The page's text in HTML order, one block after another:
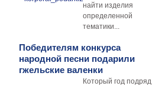
найти изделия
определенной
тематики...
Победителям конкурса
народной песни подарили
гжельские валенки
Который год подряд